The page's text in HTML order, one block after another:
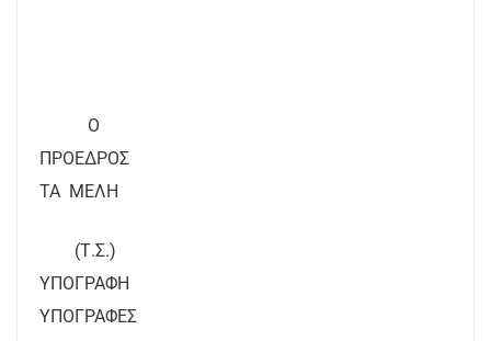
Ο
ΠΡΟΕΔΡΟΣ
ΤΑ ΜΕΛΗ
(Τ.Σ.)
ΥΠΟΓΡΑΦΗ
ΥΠΟΓΡΑΦΕΣ